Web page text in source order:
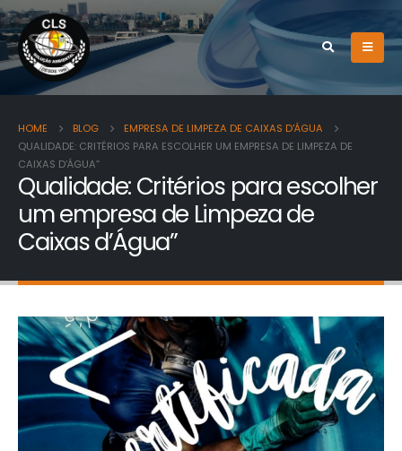
HOME BLOG
EMPRESA DE LIMPEZA DE CAIXAS D'ÁGUA
QUALIDADE: CRITÉRIOS PARA ESCOLHER UM EMPRESA DE LIMPEZA DE
CAIXAS D’ÁGUA”
Qualidade: Critérios para escolher
um empresa de Limpeza de
Caixas d’Água”